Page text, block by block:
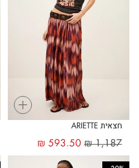
+
חצאית ARIETTE
₪1,187
₪ 593.50